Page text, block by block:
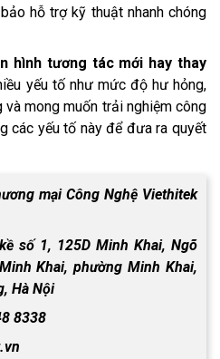
hỗ trợ kỹ thuật nhanh chóng
hình tương tác mới hay thay
yếu tố như mức độ hư hỏng,
và mong muốn trải nghiệm công
các yếu tố này để đưa ra quyết
mại Công Nghệ Viethitek
số 1, 125D Minh Khai, Ngõ
Khai, phường Minh Khai,
Hà Nội
8338